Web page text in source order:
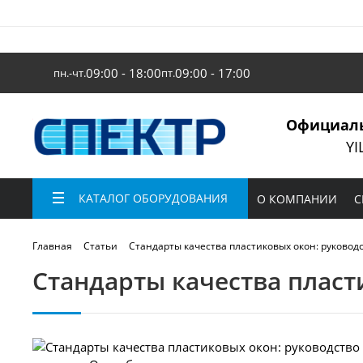
пн.-чт.09:00 - 18:00пт.09:00 - 17:00
КАТАЛОГ ОБОРУДОВАНИЯ О КОМПАНИИ
Главная Статьи Стандарты качества пластиковых окон:
Стандарты качества